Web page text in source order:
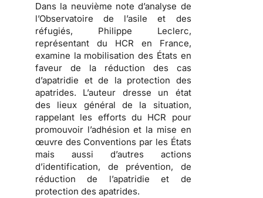
Dans la neuvième note d’analyse de
l’Observatoire de l’asile et des
réfugiés, Philippe Leclerc,
représentant du HCR en France,
examine la mobilisation des États en
faveur de la réduction des cas
d’apatridie et de la protection des
apatrides. L’auteur dresse un état
des lieux général de la situation,
rappelant les efforts du HCR pour
promouvoir l’adhésion et la mise en
œuvre des Conventions par les États
mais aussi d’autres actions
d’identification, de prévention, de
réduction de l’apatridie et de
protection des apatrides.